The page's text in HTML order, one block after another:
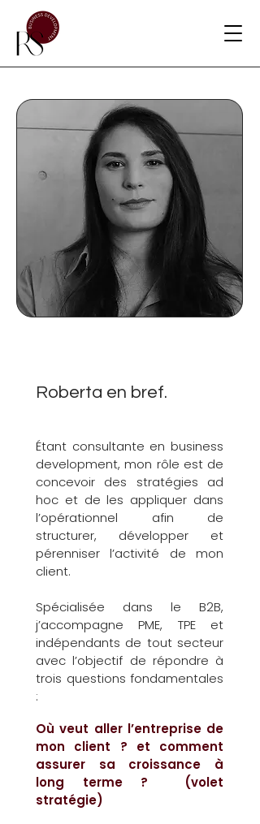
Roberta en bref.
Étant consultante en business
development, mon rôle est de
concevoir des stratégies ad
hoc et de les appliquer dans
l’opérationnel afin de
structurer, développer et
pérenniser l’activité de mon
client.
Spécialisée dans le B2B,
j’accompagne PME, TPE et
indépendants de tout secteur
avec l’objectif de répondre à
trois questions fondamentales
:
Où veut aller l’entreprise de
mon client ? et comment
assurer sa croissance à
long terme ? (volet
stratégie)